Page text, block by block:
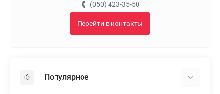
(050) 423-35-50
Перейти в контакты
Популярное